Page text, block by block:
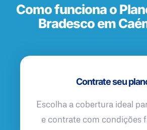
Como funciona o
Bradesco em
Contrate seu
Escolha a cobertura ideal
e contrate com condições